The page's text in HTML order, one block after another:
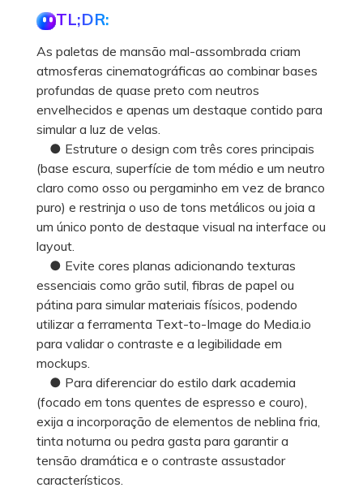
TL;DR:
As paletas de mansão mal-assombrada criam
atmosferas cinematográficas ao combinar bases
profundas de quase preto com neutros
envelhecidos e apenas um destaque contido para
simular a luz de velas.
● Estruture o design com três cores principais
(base escura, superfície de tom médio e um neutro
claro como osso ou pergaminho em vez de branco
puro) e restrinja o uso de tons metálicos ou joia a
um único ponto de destaque visual na interface ou
layout.
● Evite cores planas adicionando texturas
essenciais como grão sutil, fibras de papel ou
pátina para simular materiais físicos, podendo
utilizar a ferramenta Text-to-Image do Media.io
para validar o contraste e a legibilidade em
mockups.
● Para diferenciar do estilo dark academia
(focado em tons quentes de espresso e couro),
exija a incorporação de elementos de neblina fria,
tinta noturna ou pedra gasta para garantir a
tensão dramática e o contraste assustador
característicos.